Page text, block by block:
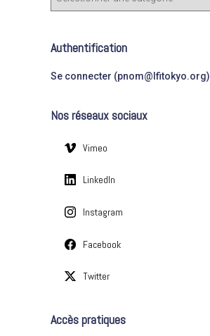
e
g
o
e
Authentification
Se connecter (pnom@lfitokyo.org)
Nos réseaux sociaux
Vimeo
LinkedIn
Instagram
Facebook
Twitter
Accès pratiques